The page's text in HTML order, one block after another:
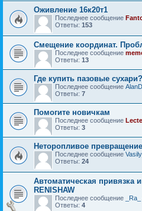
Оживление 16к20т1
Последнее сообщение
Ответы: 153
Смещение координат.
Последнее сообщение
Ответы: 13
Где купить пазовые сухари?
Последнее сообщение
Ответы: 7
Помогите новичкам
Последнее сообщение
Ответы: 3
Неторопливое
Последнее сообщение
Ответы: 24
Автоматическая привязка
RENISHAW
Последнее сообщение _Ra_
Ответы: 4